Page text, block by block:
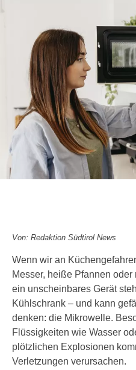
Von: Redaktion Südtirol News
Wenn wir an
Messer, heiße Pfannen
ein unscheinbares Gerät
Kühlschrank – und kann
denken: die Mikrowelle.
Flüssigkeiten wie Wasser
plötzlichen Explosionen
Verletzungen verursachen.